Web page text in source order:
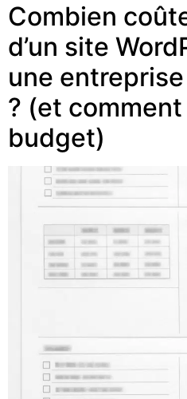
Combien
d’un site
une
? (et
budget)